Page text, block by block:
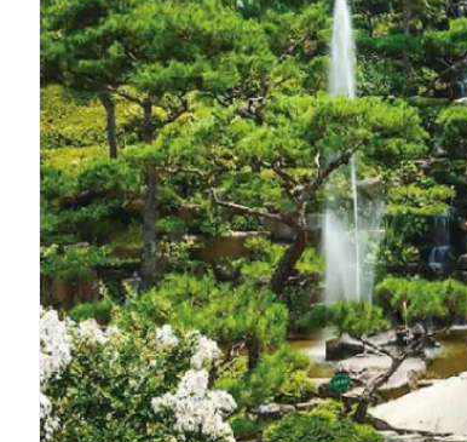
전기충전소
식물도감
음식용어사전